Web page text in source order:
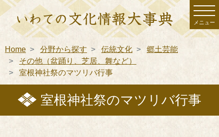
メニュー
Home 分野から探す 伝統文化
郷土芸能
その他（盆踊り、芝居、舞など）
室根神社祭のマツリバ行事
室根神社祭のマツリバ行事